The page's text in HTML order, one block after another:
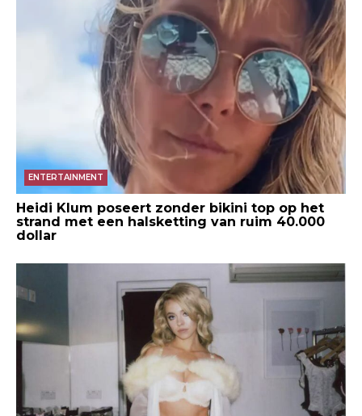
ENTERTAINMENT
Heidi Klum poseert zonder bikini top op het
strand met een halsketting van ruim 40.000
dollar